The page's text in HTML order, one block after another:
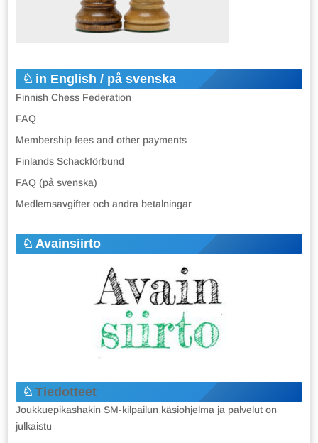
in English / på svenska
Finnish Chess Federation
FAQ
Membership fees and other payments
Finlands Schackförbund
FAQ (på svenska)
Medlemsavgifter och andra betalningar
Avainsiirto
Tiedotteet
Joukkuepikashakin SM-kilpailun käsiohjelma ja palvelut on
julkaistu